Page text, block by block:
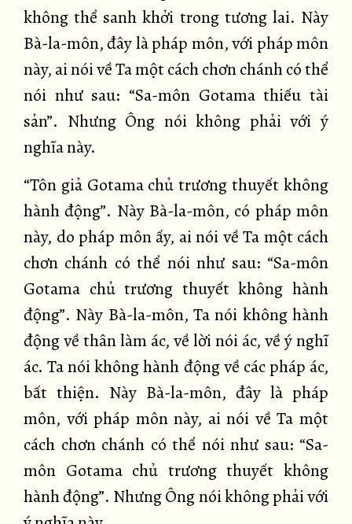
không thể sanh khởi trong tương lai. Này
Bà-la-môn, đây là pháp môn, với pháp môn
này, ai nói về Ta một cách chơn chánh có thể
nói như sau: “Sa-môn Gotama thiếu tài
sản”. Nhưng Ông nói không phải với ý
nghĩa này.
“Tôn giả Gotama chủ trương thuyết không
hành động”. Này Bà-la-môn, có pháp môn
này, do pháp môn ấy, ai nói về Ta một cách
chơn chánh có thể nói như sau: “Sa-môn
Gotama chủ trương thuyết không hành
động”. Này Bà-la-môn, Ta nói không hành
động về thân làm ác, về lời nói ác, về ý nghĩ
ác. Ta nói không hành động về các pháp ác,
bất thiện. Này Bà-la-môn, đây là pháp
môn, với pháp môn này, ai nói về Ta một
cách chơn chánh có thể nói như sau: “Sa-
môn Gotama chủ trương thuyết không
hành động”. Nhưng Ông nói không phải với